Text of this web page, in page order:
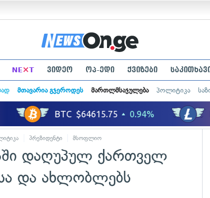
NE×T ვიდეო ოპ-ედი ქვიზები
მთავარია გჯეროდეს მართლმსაჯულება პოლიტიკა
პრეზიდენტი მსოფლიო
დაღუპულ ქართველ
და ახლობლებს